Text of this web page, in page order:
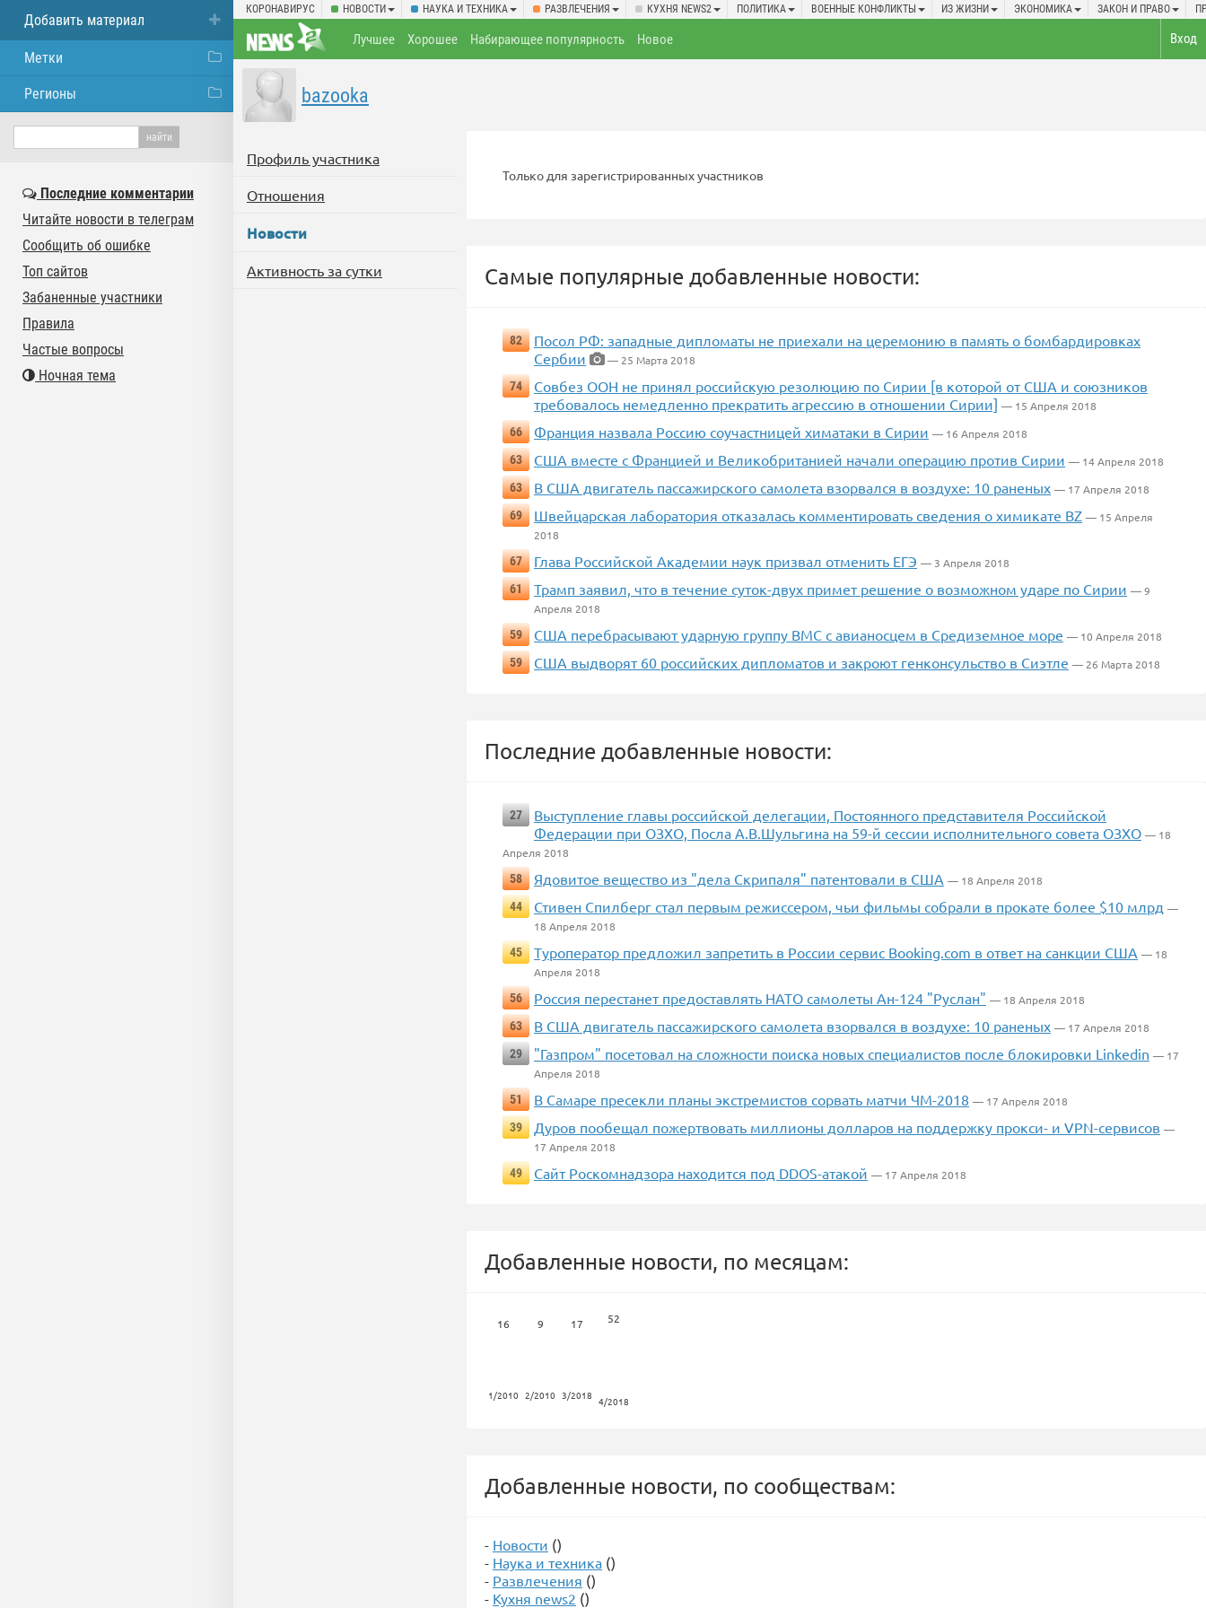
КОРОНАВИРУС НОВОСТИ НАУКА И ТЕХНИКА РАЗВЛЕЧЕНИЯ КУХНЯ NEWS2 ПОЛИТИКА ВОЕННЫЕ КОНФЛИКТЫ ИЗ ЖИЗНИ ЭКОНОМИКА ЗАКОН И ПРАВО
Вход
Лучшее Хорошее Набирающее популярность Новое
bazooka
Профиль участника
Отношения
Новости
Активность за сутки
Только для зарегистрированных участников
Самые популярные добавленные новости:
82
Посол РФ: западные дипломаты не приехали на церемонию в память о бомбардировках
Сербии
— 25 Марта 2018
74
Совбез ООН не принял российскую резолюцию по Сирии [в которой от США и союзников
требовалось немедленно прекратить агрессию в отношении Сирии] — 15 Апреля 2018
66
Франция назвала Россию соучастницей химатаки в Сирии — 16 Апреля 2018
63
США вместе с Францией и Великобританией начали операцию против Сирии — 14 Апреля 2018
63
В США двигатель пассажирского самолета взорвался в воздухе: 10 раненых — 17 Апреля 2018
69
Швейцарская лаборатория отказалась комментировать сведения о химикате BZ — 15 Апреля
2018
67
Глава Российской Академии наук призвал отменить ЕГЭ — 3 Апреля 2018
61
Трамп заявил, что в течение суток-двух примет решение о возможном ударе по Сирии — 9
Апреля 2018
59
США перебрасывают ударную группу ВМС с авианосцем в Средиземное море — 10 Апреля 2018
59
США выдворят 60 российских дипломатов и закроют генконсульство в Сиэтле — 26 Марта 2018
Последние добавленные новости:
27
Выступление главы российской делегации, Постоянного представителя Российской
Федерации при ОЗХО, Посла А.В.Шульгина на 59-й сессии исполнительного совета ОЗХО — 18
Апреля 2018
58
Ядовитое вещество из "дела Скрипаля" патентовали в США — 18 Апреля 2018
44
Стивен Спилберг стал первым режиссером, чьи фильмы собрали в прокате более $10 млрд —
18 Апреля 2018
45
Туроператор предложил запретить в России сервис Booking.com в ответ на санкции США — 18
Апреля 2018
56
Россия перестанет предоставлять НАТО самолеты Ан-124 "Руслан" — 18 Апреля 2018
63
В США двигатель пассажирского самолета взорвался в воздухе: 10 раненых — 17 Апреля 2018
29
"Газпром" посетовал на сложности поиска новых специалистов после блокировки Linkedin — 17
Апреля 2018
51
В Самаре пресекли планы экстремистов сорвать матчи ЧМ-2018 — 17 Апреля 2018
39
Дуров пообещал пожертвовать миллионы долларов на поддержку прокси- и VPN-сервисов —
17 Апреля 2018
49
Сайт Роскомнадзора находится под DDOS-атакой — 17 Апреля 2018
Добавленные новости, по месяцам:
16
1/2010
9
2/2010
17
3/2018
52
4/2018
Добавленные новости, по сообществам:
- Новости ()
- Наука и техника ()
- Развлечения ()
- Кухня news2 ()
Добавить материал
Метки
Регионы
Последние комментарии
Читайте новости в телеграм
Сообщить об ошибке
Топ сайтов
Забаненные участники
Правила
Частые вопросы
Ночная тема